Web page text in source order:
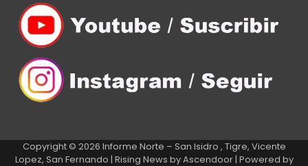
Copyright © 2026 Informe Norte – San Isidro , Tigre, Vicente
Lopez, San Fernando | Rising News byAscendoor| Powered by